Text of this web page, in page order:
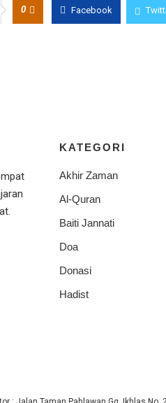
0 Facebook
KATEGORI
Akhir Zaman
Al-Quran
Baiti Jannati
Doa
Donasi
Hadist